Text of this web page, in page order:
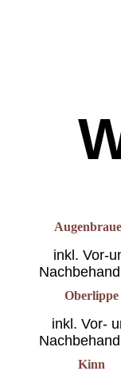
inkl. Vor-
Oberlippe
inkl. Vor-
Kinn